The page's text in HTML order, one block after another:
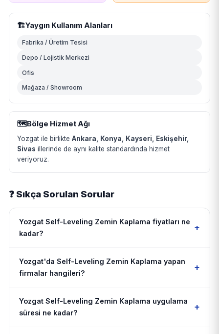
🏗️Yaygın Kullanım Alanları
Fabrika / Üretim Tesisi
Depo / Lojistik Merkezi
Ofis
Mağaza / Showroom
🗺️Bölge Hizmet Ağı
Yozgat ile birlikte Ankara, Konya, Kayseri, Eskişehir,
Sivas illerinde de aynı kalite standardında hizmet
veriyoruz.
❓ Sıkça Sorulan Sorular
Yozgat Self-Leveling Zemin Kaplama fiyatları ne
kadar?
+
Yozgat'da Self-Leveling Zemin Kaplama yapan
firmalar hangileri?
+
Yozgat Self-Leveling Zemin Kaplama uygulama
süresi ne kadar?
+